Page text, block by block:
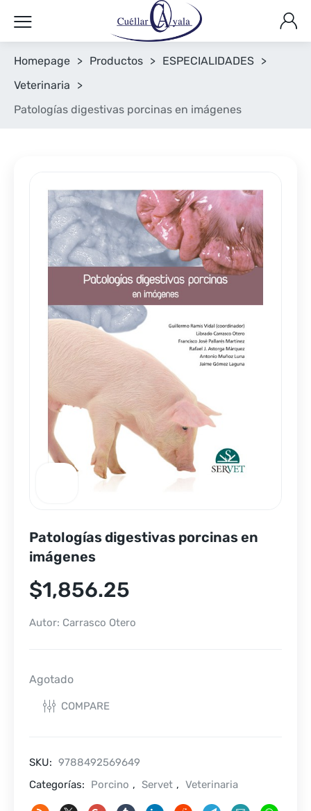
Homepage > Productos > ESPECIALIDADES >
Veterinaria
>
Patologías digestivas porcinas en imágenes
Patologías digestivas porcinas en
imágenes
$1,856.25
Autor: Carrasco Otero
Agotado
COMPARE
SKU: 9788492569649
Categorías:
Porcino , Servet , Veterinaria